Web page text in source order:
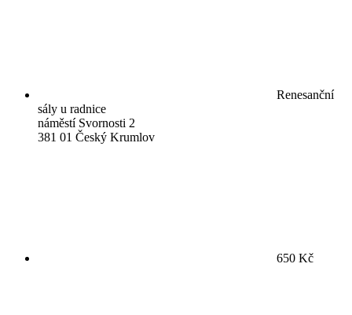
Renesanční
sály u radnice
náměstí Svornosti 2
381 01 Český Krumlov
650 Kč